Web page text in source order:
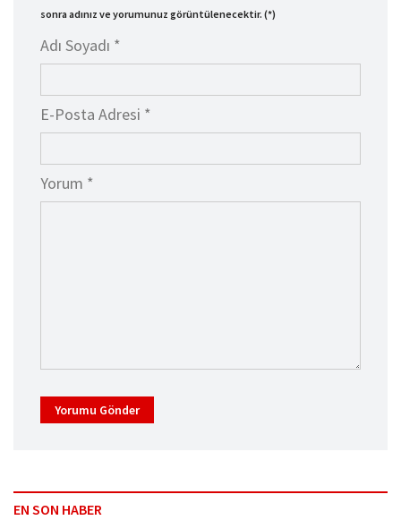
sonra adınız ve yorumunuz görüntülenecektir. (*)
Adı Soyadı *
E-Posta Adresi *
Yorum *
Yorumu Gönder
EN SON HABER